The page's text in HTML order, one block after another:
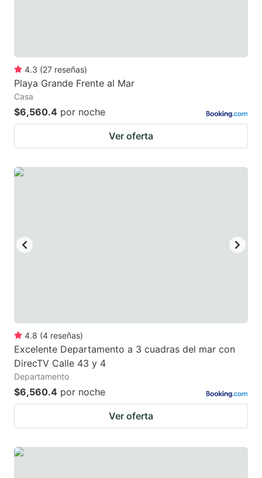
4.3 (27 reseñas)
Playa Grande Frente al Mar
Casa
$6,560.4 por noche
Ver oferta
4.8 (4 reseñas)
Excelente Departamento a 3 cuadras del mar con
DirecTV Calle 43 y 4
Departamento
$6,560.4 por noche
Ver oferta